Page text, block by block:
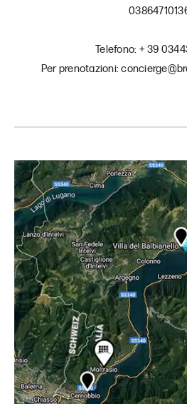
Telefono: + 39
Per prenotazioni: